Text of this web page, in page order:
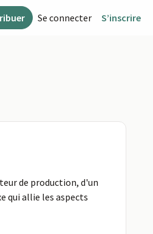
Se connecter S’inscrire
de production, d'un
qui allie les aspects